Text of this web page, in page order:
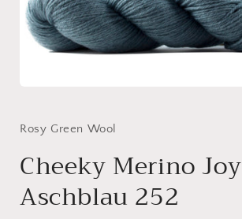
Modal
öffnen
Rosy Green Wool
Cheeky Merino Joy
Aschblau 252